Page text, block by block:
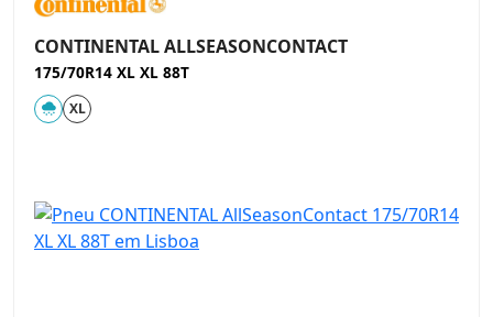
CONTINENTAL ALLSEASONCONTACT
175/70R14 XL XL 88T
XL